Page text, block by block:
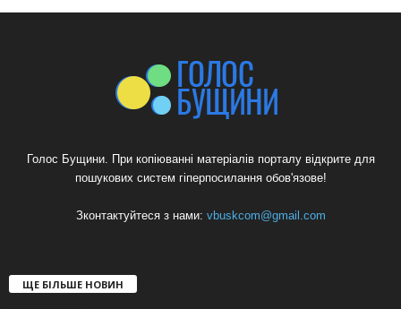
Голос Бущини. При копіюванні матеріалів порталу відкрите для
пошукових систем гіперпосилання обов'язове!
Зконтактуйтеся з нами: vbuskcom@gmail.com
ЩЕ БІЛЬШЕ НОВИН